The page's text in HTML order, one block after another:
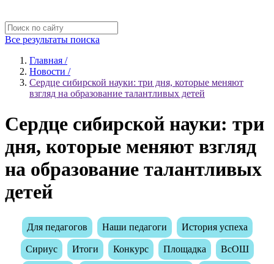
Все результаты поиска
Главная /
Новости /
Сердце сибирской науки: три дня, которые меняют
взгляд на образование талантливых детей
Сердце сибирской науки: три
дня, которые меняют взгляд
на образование талантливых
детей
Для педагогов Наши педагоги История успеха
Сириус Итоги Конкурс Площадка ВсОШ